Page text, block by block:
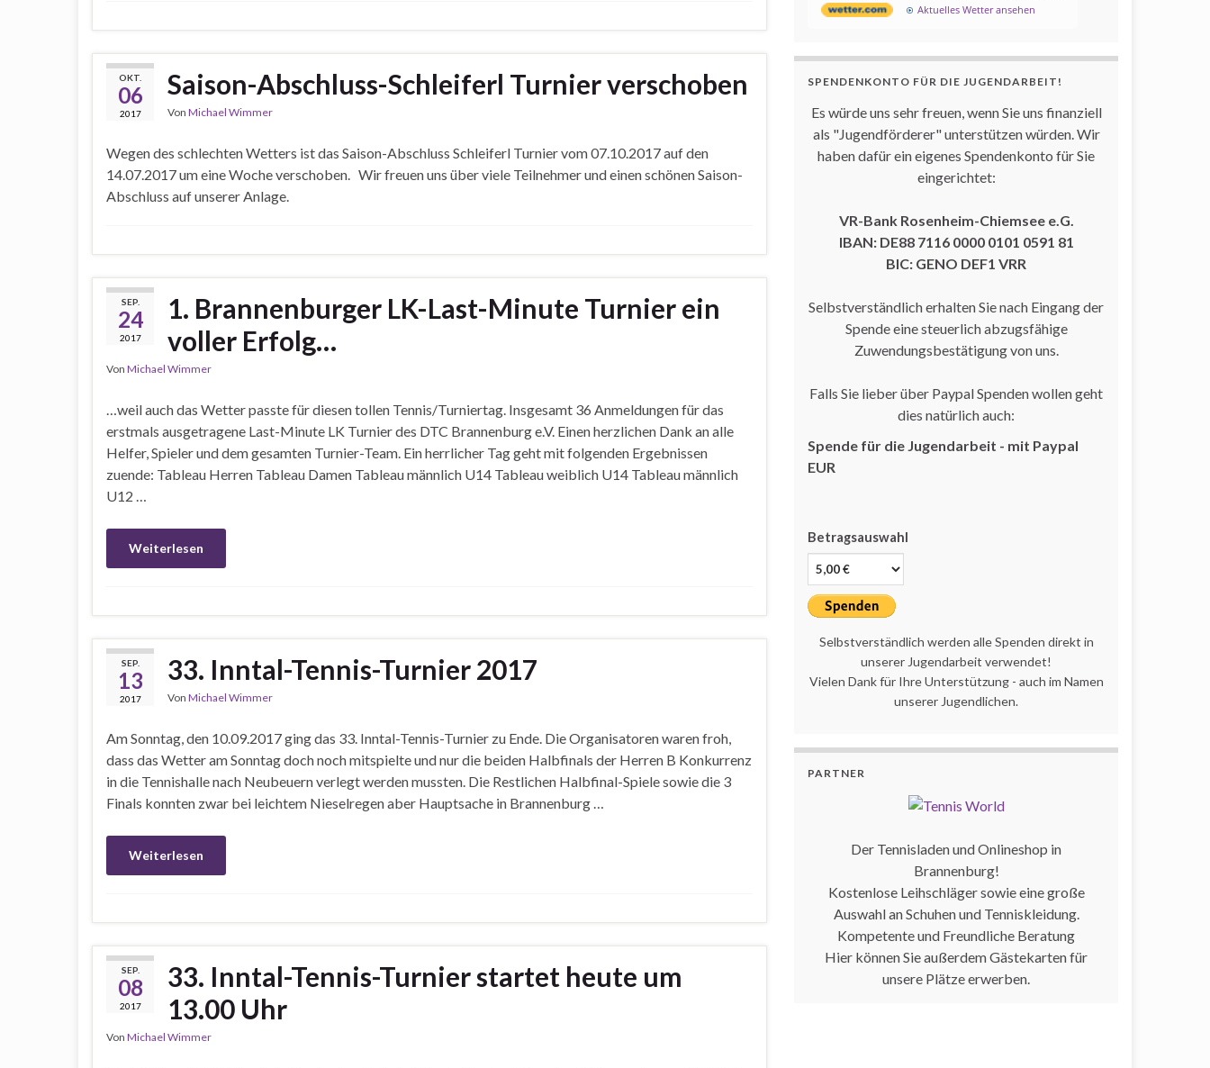
OKT.
06
2017
Saison-Abschluss-Schleiferl Turnier verschoben
Von Michael Wimmer
Wegen des schlechten Wetters ist das Saison-Abschluss Schleiferl Turnier vom 07.10.2017 auf den
14.07.2017 um eine Woche verschoben. Wir freuen uns über viele Teilnehmer und einen schönen Saison-
Abschluss auf unserer Anlage.
SEP.
24
2017
1. Brannenburger LK-Last-Minute Turnier ein
voller Erfolg…
Von Michael Wimmer
…weil auch das Wetter passte für diesen tollen Tennis/Turniertag. Insgesamt 36 Anmeldungen für das
erstmals ausgetragene Last-Minute LK Turnier des DTC Brannenburg e.V. Einen herzlichen Dank an alle
Helfer, Spieler und dem gesamten Turnier-Team. Ein herrlicher Tag geht mit folgenden Ergebnissen
zuende: Tableau Herren Tableau Damen Tableau männlich U14 Tableau weiblich U14 Tableau männlich
U12 …
Weiterlesen
SEP.
13
2017
33. Inntal-Tennis-Turnier 2017
Von Michael Wimmer
Am Sonntag, den 10.09.2017 ging das 33. Inntal-Tennis-Turnier zu Ende. Die Organisatoren waren froh,
dass das Wetter am Sonntag doch noch mitspielte und nur die beiden Halbfinals der Herren B Konkurrenz
in die Tennishalle nach Neubeuern verlegt werden mussten. Die Restlichen Halbfinal-Spiele sowie die 3
Finals konnten zwar bei leichtem Nieselregen aber Hauptsache in Brannenburg …
Weiterlesen
SEP.
08
2017
33. Inntal-Tennis-Turnier startet heute um
13.00 Uhr
Von Michael Wimmer
Aktuelles Wetter ansehen
SPENDENKONTO FÜR DIE JUGENDARBEIT!
Es würde uns sehr freuen, wenn Sie uns finanziell
als "Jugendförderer" unterstützen würden. Wir
haben dafür ein eigenes Spendenkonto für Sie
eingerichtet:
VR-Bank Rosenheim-Chiemsee e.G.
IBAN: DE88 7116 0000 0101 0591 81
BIC: GENO DEF1 VRR
Selbstverständlich erhalten Sie nach Eingang der
Spende eine steuerlich abzugsfähige
Zuwendungsbestätigung von uns.
Falls Sie lieber über Paypal Spenden wollen geht
dies natürlich auch:
Spende für die Jugendarbeit - mit Paypal
EUR
Betragsauswahl
Selbstverständlich werden alle Spenden direkt in
unserer Jugendarbeit verwendet!
Vielen Dank für Ihre Unterstützung - auch im Namen
unserer Jugendlichen.
PARTNER
Der Tennisladen und Onlineshop in
Brannenburg!
Kostenlose Leihschläger sowie eine große
Auswahl an Schuhen und Tenniskleidung.
Kompetente und Freundliche Beratung
Hier können Sie außerdem Gästekarten für
unsere Plätze erwerben.